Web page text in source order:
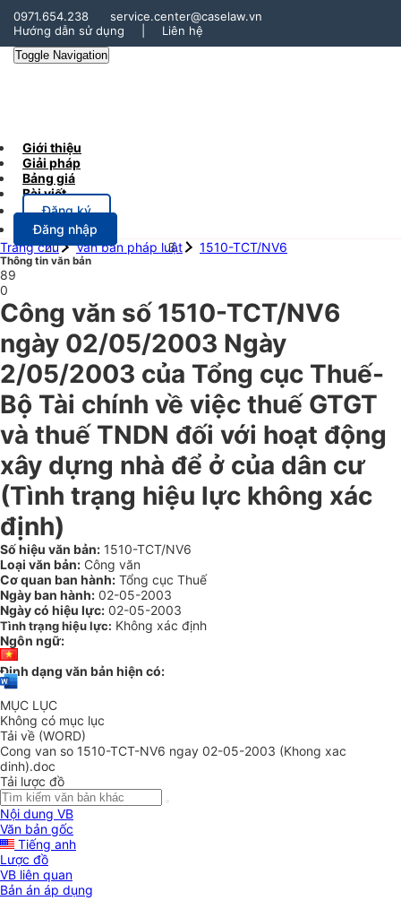
0971.654.238
service.center@caselaw.vn
Hướng dẫn sử dụng
Liên hệ
Toggle Navigation
Giới thiệu
Giải pháp
Bảng giá
Bài viết
Đăng ký
Đăng nhập
Trang chủ
Văn bản pháp luật 1510-TCT/NV6
Thông tin văn bản
89
0
Công văn số 1510-TCT/NV6
ngày 02/05/2003 Ngày
2/05/2003 của Tổng cục Thuế-
Bộ Tài chính về việc thuế GTGT
và thuế TNDN đối với hoạt động
xây dựng nhà để ở của dân cư
(Tình trạng hiệu lực không xác
định)
Số hiệu văn bản: 1510-TCT/NV6
Loại văn bản: Công văn
Cơ quan ban hành: Tổng cục Thuế
Ngày ban hành: 02-05-2003
Ngày có hiệu lực: 02-05-2003
Tình trạng hiệu lực: Không xác định
Ngôn ngữ:
Định dạng văn bản hiện có:
MỤC LỤC
Không có mục lục
Tải về (WORD)
Cong van so 1510-TCT-NV6 ngay 02-05-2003 (Khong xac
dinh).doc
Tải lược đồ
Nội dung VB
Văn bản gốc
Tiếng anh
Lược đồ
VB liên quan
Bản án áp dụng